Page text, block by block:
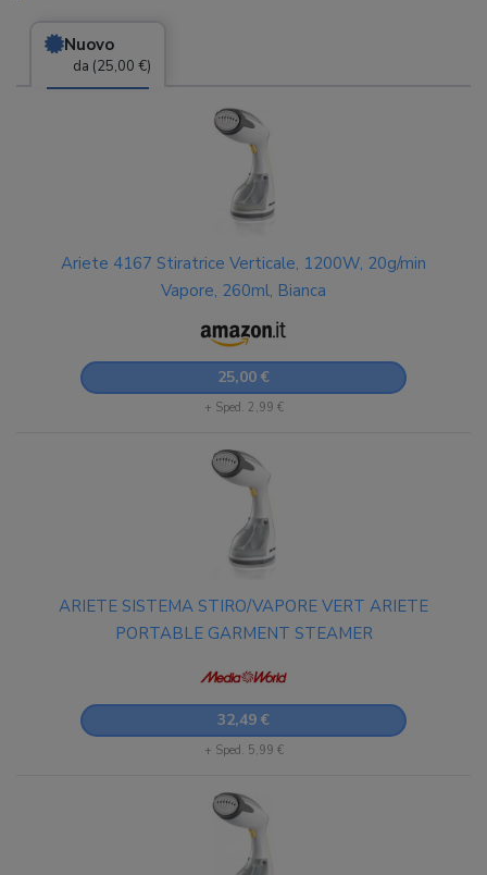
Nuovo
da (25,00 €)
Ariete 4167 Stiratrice Verticale, 1200W, 20g/min
Vapore, 260ml, Bianca
25,00 €
+ Sped. 2,99 €
ARIETE SISTEMA STIRO/VAPORE VERT ARIETE
PORTABLE GARMENT STEAMER
32,49 €
+ Sped. 5,99 €